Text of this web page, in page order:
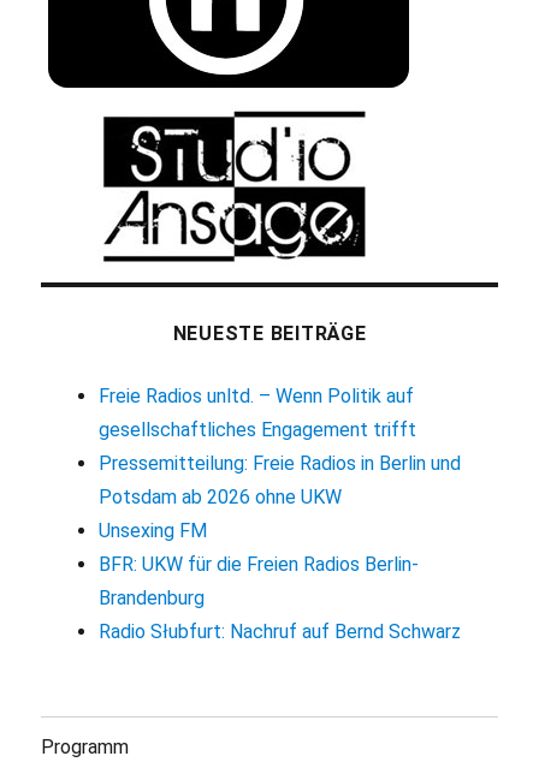
NEUESTE BEITRÄGE
Freie Radios unltd. – Wenn Politik auf
gesellschaftliches Engagement trifft
Pressemitteilung: Freie Radios in Berlin und
Potsdam ab 2026 ohne UKW
Unsexing FM
BFR: UKW für die Freien Radios Berlin-
Brandenburg
Radio Słubfurt: Nachruf auf Bernd Schwarz
Programm